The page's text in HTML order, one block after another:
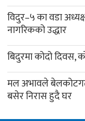
विदुर–५ का वडा
नागरिकको उद्धार
बिदुरमा कोदो दिवस,
मल अभावले
बसेर निरास हुदै घर